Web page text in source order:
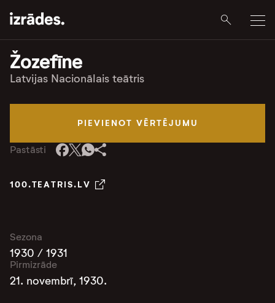
Žozefīne
Latvijas Nacionālais teātris
PIEVIENOT VĒRTĒJUMU
Pastāsti
100.TEATRIS.LV
Sezona
1930 / 1931
Pirmizrāde
21. novembrī, 1930.